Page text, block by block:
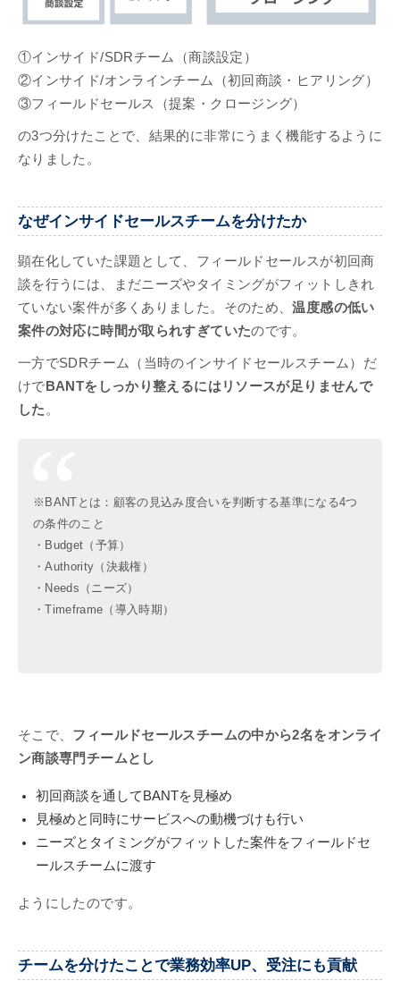
①インサイド/SDRチーム（商談設定）
②インサイド/オンラインチーム（初回商談・ヒアリング）
③フィールドセールス（提案・クロージング）
の3つ分けたことで、結果的に非常にうまく機能するように
なりました。
なぜインサイドセールスチームを分けたか
顕在化していた課題として、フィールドセールスが初回商
談を行うには、まだニーズやタイミングがフィットしきれ
ていない案件が多くありました。そのため、温度感の低い
案件の対応に時間が取られすぎていたのです。
一方でSDRチーム（当時のインサイドセールスチーム）だ
けで BANTをしっかり整えるにはリソースが足りませんで
した 。
※BANTとは：顧客の見込み度合いを判断する基準になる4つ
の条件のこと
・Budget（予算）
・Authority（決裁権）
・Needs（ニーズ）
・Timeframe（導入時期）
そこで、 フィールドセールスチームの中から2名をオンライ
ン商談専門チームとし
初回商談を通してBANTを見極め
見極めと同時にサービスへの動機づけも行い
ニーズとタイミングがフィットした案件をフィールドセ
ールスチームに渡す
ようにしたのです。
チームを分けたことで業務効率UP、受注にも貢献